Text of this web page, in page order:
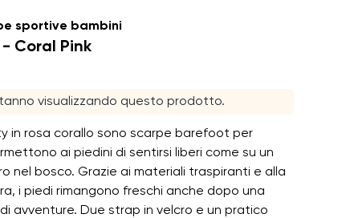
sportive bambini
Coral Pink
visualizzando questo prodotto.
in rosa corallo sono scarpe barefoot per
ai piedini di sentirsi liberi come su un
nel bosco. Grazie ai materiali traspiranti e alla
i piedi rimangono freschi anche dopo una
avventure. Due strap in velcro e un pratico